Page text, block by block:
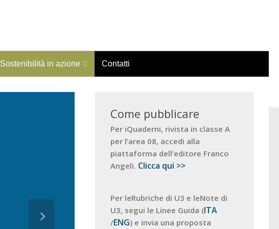
Sostenibilità in azione Contatti
Come pubblicare
Per iQuaderni, rivista in classe A
per l’area 08, accedi alla
piattaforma dell’editore Franco
Angeli. Clicca qui >>
Per leRubriche di U3 e leNote di
U3, segui le Linee Guida (ITA
/ENG) e invia una proposta